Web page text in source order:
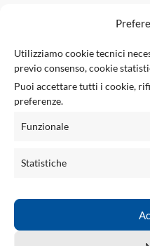
Utilizziamo cookie tecnici
previo consenso, cookie
Puoi accettare tutti i cookie,
preferenze.
Funzionale
Statistiche
73010 Sogliano Cavour (LE),
info@tsecengineering.com
LINK UTILI